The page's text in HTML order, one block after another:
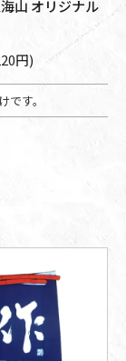
山 オリジナル
円)
です。